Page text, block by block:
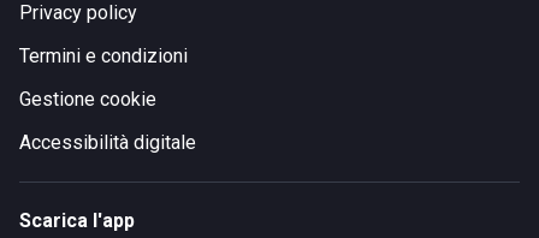
Privacy policy
Termini e condizioni
Gestione cookie
Accessibilità digitale
Scarica l'app